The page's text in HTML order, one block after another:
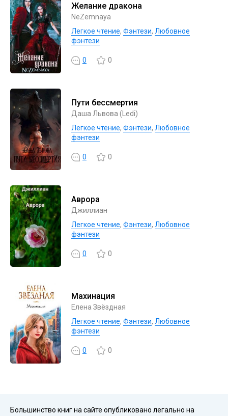
Желание дракона
NeZemnaya
Легкое чтение, Фэнтези, Любовное
фэнтези
0 0
Пути бессмертия
Даша Львова (Ledi)
Легкое чтение, Фэнтези, Любовное
фэнтези
0 0
Аврора
Джиллиан
Легкое чтение, Фэнтези, Любовное
фэнтези
0 0
Махинация
Елена Звёздная
Легкое чтение, Фэнтези, Любовное
фэнтези
0 0
Большинство книг на сайте опубликовано легально на